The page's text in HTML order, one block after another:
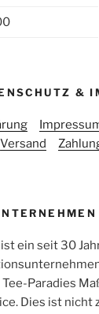
&
Versand
ein seit 30
Paradies
Dies ist nicht